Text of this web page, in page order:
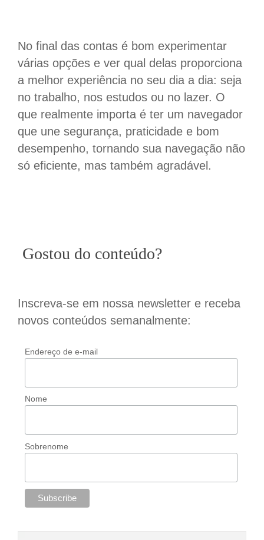
No final das contas é bom experimentar
várias opções e ver qual delas proporciona
a melhor experiência no seu dia a dia: seja
no trabalho, nos estudos ou no lazer. O
que realmente importa é ter um navegador
que une segurança, praticidade e bom
desempenho, tornando sua navegação não
só eficiente, mas também agradável.
Gostou do conteúdo?
Inscreva-se em nossa newsletter e receba
novos conteúdos semanalmente:
Endereço de e-mail
Nome
Sobrenome
navegadores em privacidade
Dicas tecnológicas